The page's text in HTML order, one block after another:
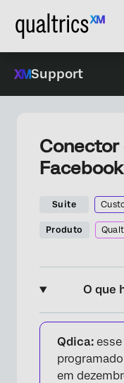
Support
Conector
Facebook
Suite
Produto
O que
Sobre o
Configuração
entrada do
Qdica:
em